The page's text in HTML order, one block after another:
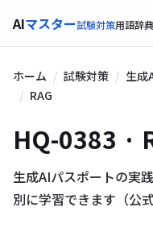
AIマスター試験対策用語辞典
ホーム 試験対策 生成
RAG
HQ-0383 ·
生成AIパスポートの実
別に学習できます（公